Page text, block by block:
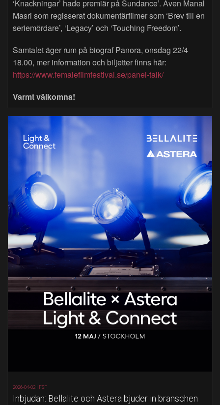
‘Knackningar’ hade premiär på Sundance’. Även Manal
Masri som regisserat dokumentärfilmer som ‘Brev till en
seriemördare’, ‘Legacy’ och ‘Touching Freedom’.
Samtalet äger rum på biograf Panora, onsdag 22/4
18.00, mer information och biljetter finns här:
https://www.femalefilmfestival.se/panel-talk/
Varmt välkomna!
2026-04-02 | FSF
Inbjudan: Bellalite och Astera bjuder in branschen